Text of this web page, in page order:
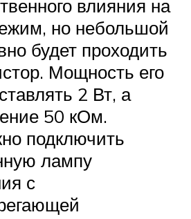
влияния на
но небольшой
будет проходить
Мощность его
2 Вт, а
50 кОм.
подключить
лампу
с